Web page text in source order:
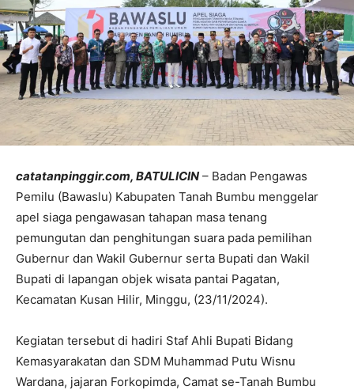
catatanpinggir.com, BATULICIN – Badan Pengawas
Pemilu (Bawaslu) Kabupaten Tanah Bumbu menggelar
apel siaga pengawasan tahapan masa tenang
pemungutan dan penghitungan suara pada pemilihan
Gubernur dan Wakil Gubernur serta Bupati dan Wakil
Bupati di lapangan objek wisata pantai Pagatan,
Kecamatan Kusan Hilir, Minggu, (23/11/2024).
Kegiatan tersebut di hadiri Staf Ahli Bupati Bidang
Kemasyarakatan dan SDM Muhammad Putu Wisnu
Wardana, jajaran Forkopimda, Camat se-Tanah Bumbu